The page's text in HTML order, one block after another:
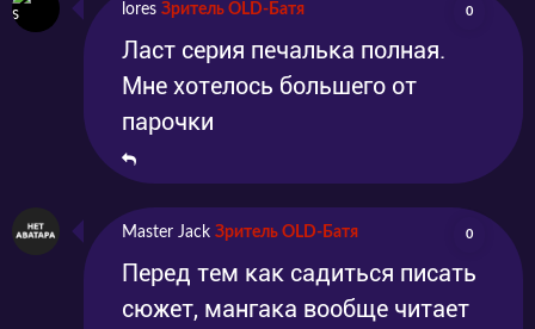
lores Зритель OLD-Батя 0
Ласт серия печалька полная.
Мне хотелось большего от
парочки
Master Jack Зритель OLD-Батя 0
Перед тем как садиться писать
сюжет, мангака вообще читает